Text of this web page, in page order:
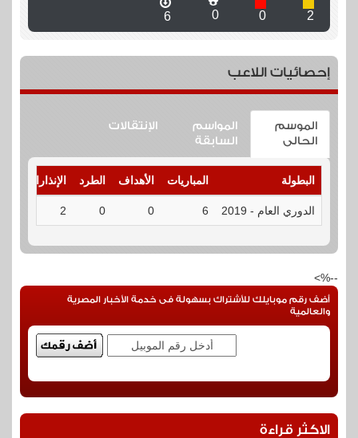
2
0
0
6
إحصائيات اللاعب
الموسم
الحالى
المواسم
السابقة
الإنتقالات
البطولة المباريات الأهداف الطرد الإنذارات
الدوري العام - 2019 6
0
0
2
--%>
أضف رقم موبايلك للأشتراك بسهولة فى خدمة الأخبار المصرية
والعالمية
الاكثر قراءة